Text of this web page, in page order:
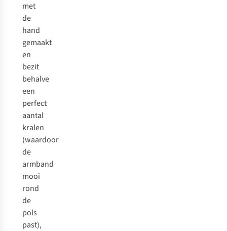
met
de
hand
gemaakt
en
bezit
behalve
een
perfect
aantal
kralen
(waardoor
de
armband
mooi
rond
de
pols
past),